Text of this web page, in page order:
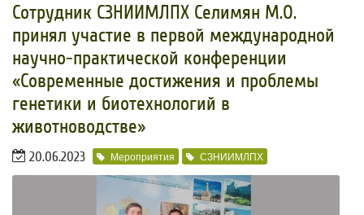
Сотрудник СЗНИИМЛПХ Селимян М.О.
принял участие в первой международной
научно-практической конференции
«Современные достижения и проблемы
генетики и биотехнологий в
животноводстве»
20.06.2023 Мероприятия СЗНИИМЛПХ